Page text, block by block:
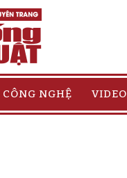
CÔNG NGHỆ VIDEO